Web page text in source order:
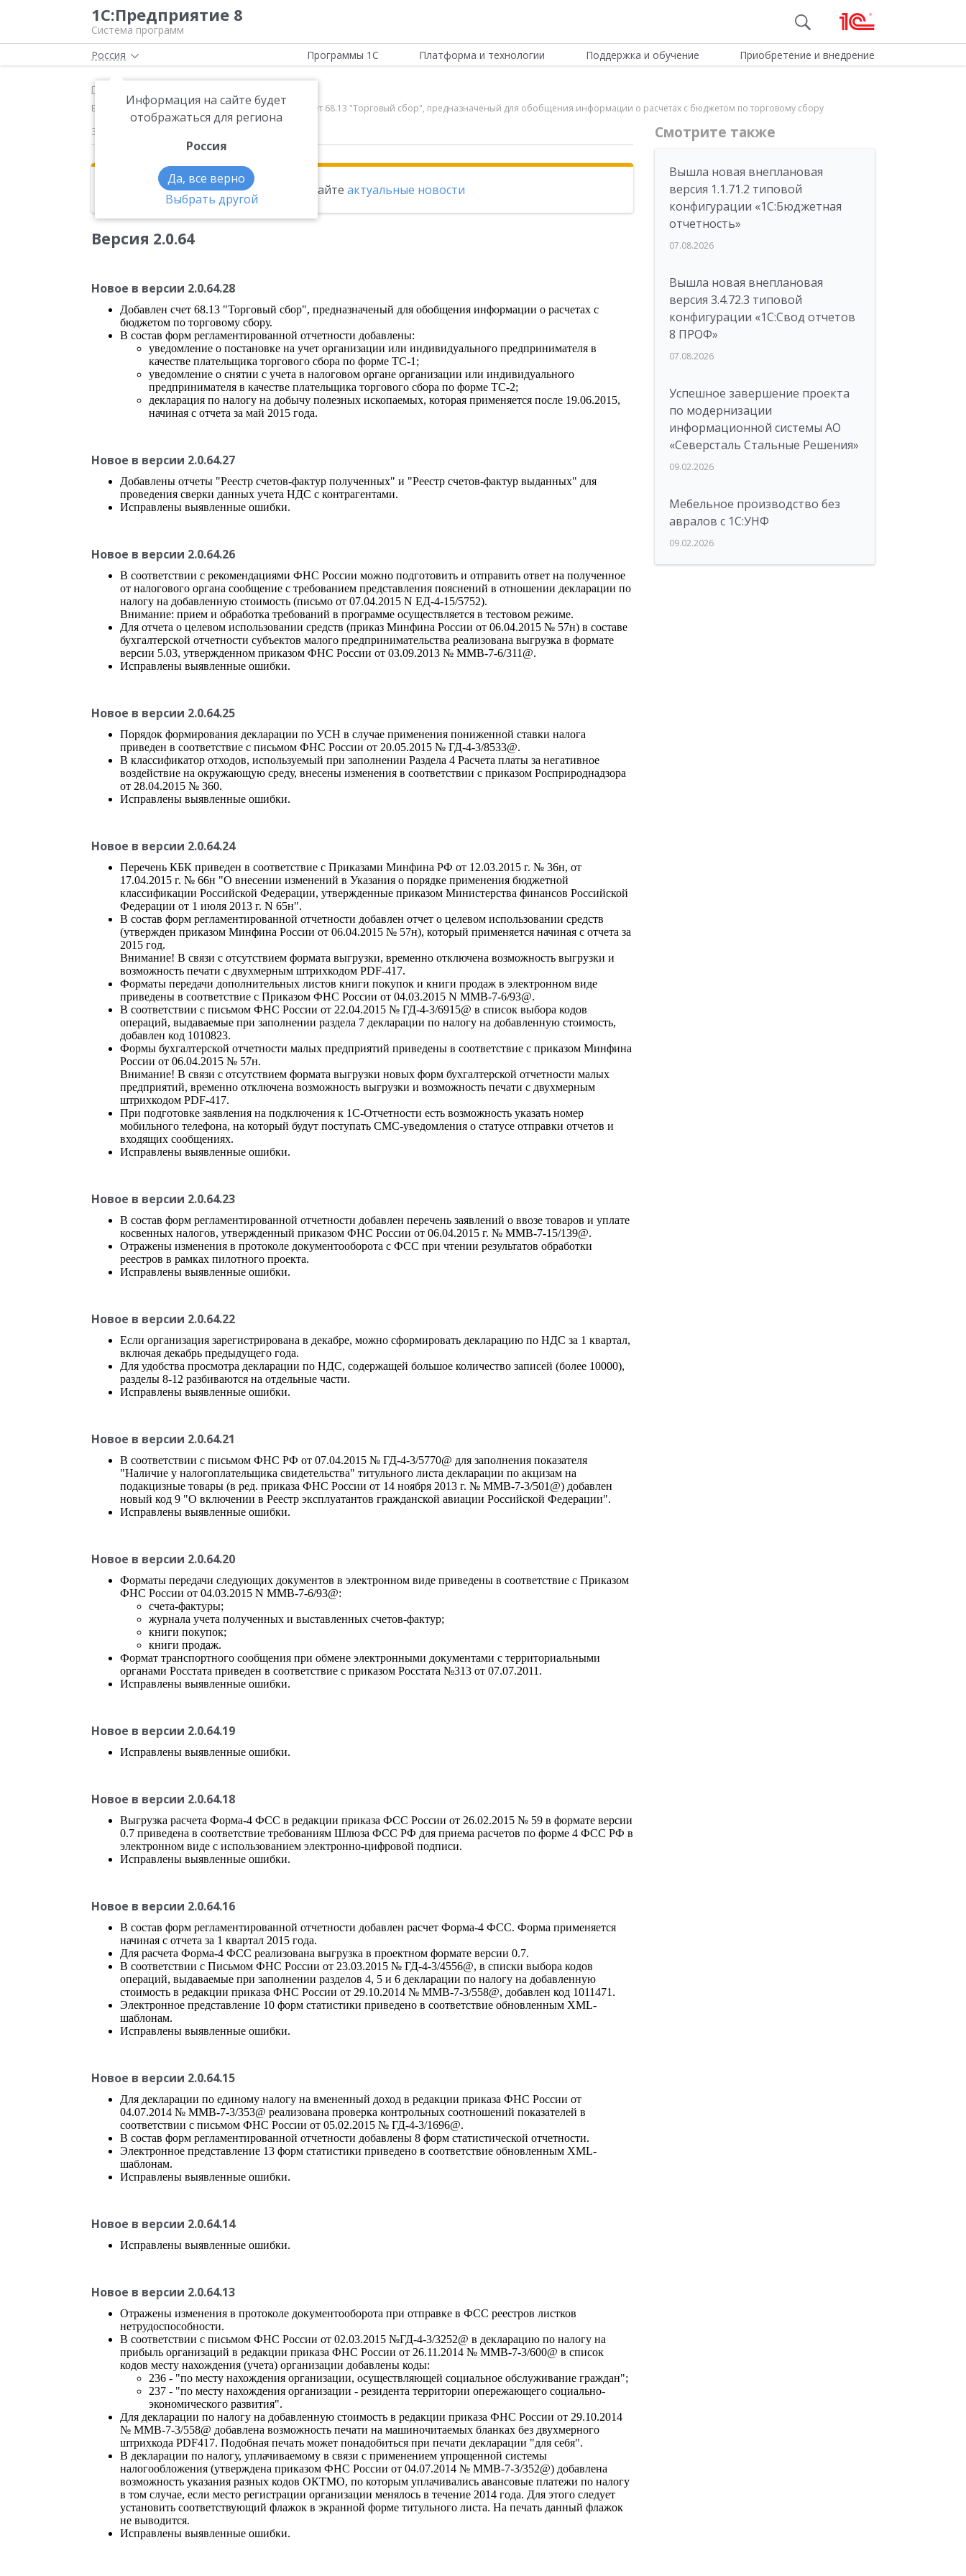
1С:Предприятие 8
Система программ
Россия
Информация на сайте будет
отображаться для региона
Россия
Да, все верно
Выбрать другой
Программы 1С Платформа и технологии Поддержка и обучение Приобретение и внедрение
Главная
Версия 2.0.64 Новое в версии 2.0.64.28 Добавлен счет 68.13 "Торговый сбор", предназначеный для обобщения информации о расчетах с бюджетом по торговому сбору
30.06.2015
Эта новость находится в архиве. Читайте актуальные новости
Версия 2.0.64
Новое в версии 2.0.64.28
Добавлен счет 68.13 "Торговый сбор", предназначеный для обобщения информации о расчетах с
бюджетом по торговому сбору.
В состав форм регламентированной отчетности добавлены:
уведомление о постановке на учет организации или индивидуального предпринимателя в
качестве плательщика торгового сбора по форме ТС-1;
уведомление о снятии с учета в налоговом органе организации или индивидуального
предпринимателя в качестве плательщика торгового сбора по форме ТС-2;
декларация по налогу на добычу полезных ископаемых, которая применяется после 19.06.2015,
начиная с отчета за май 2015 года.
Новое в версии 2.0.64.27
Добавлены отчеты "Реестр счетов-фактур полученных" и "Реестр счетов-фактур выданных" для
проведения сверки данных учета НДС с контрагентами.
Исправлены выявленные ошибки.
Новое в версии 2.0.64.26
В соответствии с рекомендациями ФНС России можно подготовить и отправить ответ на полученное
от налогового органа сообщение с требованием представления пояснений в отношении декларации по
налогу на добавленную стоимость (письмо от 07.04.2015 N ЕД-4-15/5752).
Внимание: прием и обработка требований в программе осуществляется в тестовом режиме.
Для отчета о целевом использовании средств (приказ Минфина России от 06.04.2015 № 57н) в составе
бухгалтерской отчетности субъектов малого предпринимательства реализована выгрузка в формате
версии 5.03, утвержденном приказом ФНС России от 03.09.2013 № ММВ-7-6/311@.
Исправлены выявленные ошибки.
Новое в версии 2.0.64.25
Порядок формирования декларации по УСН в случае применения пониженной ставки налога
приведен в соответствие с письмом ФНС России от 20.05.2015 № ГД-4-3/8533@.
В классификатор отходов, используемый при заполнении Раздела 4 Расчета платы за негативное
воздействие на окружающую среду, внесены изменения в соответствии с приказом Росприроднадзора
от 28.04.2015 № 360.
Исправлены выявленные ошибки.
Новое в версии 2.0.64.24
Перечень КБК приведен в соответствие с Приказами Минфина РФ от 12.03.2015 г. № 36н, от
17.04.2015 г. № 66н "О внесении изменений в Указания о порядке применения бюджетной
классификации Российской Федерации, утвержденные приказом Министерства финансов Российской
Федерации от 1 июля 2013 г. N 65н".
В состав форм регламентированной отчетности добавлен отчет о целевом использовании средств
(утвержден приказом Минфина России от 06.04.2015 № 57н), который применяется начиная с отчета за
2015 год.
Внимание! В связи с отсутствием формата выгрузки, временно отключена возможность выгрузки и
возможность печати с двухмерным штрихкодом PDF-417.
Форматы передачи дополнительных листов книги покупок и книги продаж в электронном виде
приведены в соответствие с Приказом ФНС России от 04.03.2015 N ММВ-7-6/93@.
В соответствии с письмом ФНС России от 22.04.2015 № ГД-4-3/6915@ в список выбора кодов
операций, выдаваемые при заполнении раздела 7 декларации по налогу на добавленную стоимость,
добавлен код 1010823.
Формы бухгалтерской отчетности малых предприятий приведены в соответствие с приказом Минфина
России от 06.04.2015 № 57н.
Внимание! В связи с отсутствием формата выгрузки новых форм бухгалтерской отчетности малых
предприятий, временно отключена возможность выгрузки и возможность печати с двухмерным
штрихкодом PDF-417.
При подготовке заявления на подключения к 1С-Отчетности есть возможность указать номер
мобильного телефона, на который будут поступать СМС-уведомления о статусе отправки отчетов и
входящих сообщениях.
Исправлены выявленные ошибки.
Новое в версии 2.0.64.23
В состав форм регламентированной отчетности добавлен перечень заявлений о ввозе товаров и уплате
косвенных налогов, утвержденный приказом ФНС России от 06.04.2015 г. № ММВ-7-15/139@.
Отражены изменения в протоколе документооборота с ФСС при чтении результатов обработки
реестров в рамках пилотного проекта.
Исправлены выявленные ошибки.
Новое в версии 2.0.64.22
Если организация зарегистрирована в декабре, можно сформировать декларацию по НДС за 1 квартал,
включая декабрь предыдущего года.
Для удобства просмотра декларации по НДС, содержащей большое количество записей (более 10000),
разделы 8-12 разбиваются на отдельные части.
Исправлены выявленные ошибки.
Новое в версии 2.0.64.21
В соответствии с письмом ФНС РФ от 07.04.2015 № ГД-4-3/5770@ для заполнения показателя
"Наличие у налогоплательщика свидетельства" титульного листа декларации по акцизам на
подакцизные товары (в ред. приказа ФНС России от 14 ноября 2013 г. № ММВ-7-3/501@) добавлен
новый код 9 "О включении в Реестр эксплуатантов гражданской авиации Российской Федерации".
Исправлены выявленные ошибки.
Новое в версии 2.0.64.20
Форматы передачи следующих документов в электронном виде приведены в соответствие с Приказом
ФНС России от 04.03.2015 N ММВ-7-6/93@:
счета-фактуры;
журнала учета полученных и выставленных счетов-фактур;
книги покупок;
книги продаж.
Формат транспортного сообщения при обмене электронными документами с территориальными
органами Росстата приведен в соответствие с приказом Росстата №313 от 07.07.2011.
Исправлены выявленные ошибки.
Новое в версии 2.0.64.19
Исправлены выявленные ошибки.
Новое в версии 2.0.64.18
Выгрузка расчета Форма-4 ФСС в редакции приказа ФСС России от 26.02.2015 № 59 в формате версии
0.7 приведена в соответствие требованиям Шлюза ФСС РФ для приема расчетов по форме 4 ФСС РФ в
электронном виде с использованием электронно-цифровой подписи.
Исправлены выявленные ошибки.
Новое в версии 2.0.64.16
В состав форм регламентированной отчетности добавлен расчет Форма-4 ФСС. Форма применяется
начиная с отчета за 1 квартал 2015 года.
Для расчета Форма-4 ФСС реализована выгрузка в проектном формате версии 0.7.
В соответствии с Письмом ФНС России от 23.03.2015 № ГД-4-3/4556@, в списки выбора кодов
операций, выдаваемые при заполнении разделов 4, 5 и 6 декларации по налогу на добавленную
стоимость в редакции приказа ФНС России от 29.10.2014 № ММВ-7-3/558@, добавлен код 1011471.
Электронное представление 10 форм статистики приведено в соответствие обновленным XML-
шаблонам.
Исправлены выявленные ошибки.
Новое в версии 2.0.64.15
Для декларации по единому налогу на вмененный доход в редакции приказа ФНС России от
04.07.2014 № ММВ-7-3/353@ реализована проверка контрольных соотношений показателей в
соответствии с письмом ФНС России от 05.02.2015 № ГД-4-3/1696@.
В состав форм регламентированной отчетности добавлены 8 форм статистической отчетности.
Электронное представление 13 форм статистики приведено в соответствие обновленным XML-
шаблонам.
Исправлены выявленные ошибки.
Новое в версии 2.0.64.14
Исправлены выявленные ошибки.
Новое в версии 2.0.64.13
Отражены изменения в протоколе документооборота при отправке в ФСС реестров листков
нетрудоспособности.
В соответствии с письмом ФНС России от 02.03.2015 №ГД-4-3/3252@ в декларацию по налогу на
прибыль организаций в редакции приказа ФНС России от 26.11.2014 № ММВ-7-3/600@ в список
кодов месту нахождения (учета) организации добавлены коды:
236 - "по месту нахождения организации, осуществляющей социальное обслуживание граждан";
237 - "по месту нахождения организации - резидента территории опережающего социально-
экономического развития".
Для декларации по налогу на добавленную стоимость в редакции приказа ФНС России от 29.10.2014
№ ММВ-7-3/558@ добавлена возможность печати на машиночитаемых бланках без двухмерного
штрихкода PDF417. Подобная печать может понадобиться при печати декларации "для себя".
В декларации по налогу, уплачиваемому в связи с применением упрощенной системы
налогообложения (утверждена приказом ФНС России от 04.07.2014 № ММВ-7-3/352@) добавлена
возможность указания разных кодов ОКТМО, по которым уплачивались авансовые платежи по налогу
в том случае, если место регистрации организации менялось в течение 2014 года. Для этого следует
установить соответствующий флажок в экранной форме титульного листа. На печать данный флажок
не выводится.
Исправлены выявленные ошибки.
Смотрите также
Вышла новая внеплановая
версия 1.1.71.2 типовой
конфигурации «1C:Бюджетная
отчетность»
07.08.2026
Вышла новая внеплановая
версия 3.4.72.3 типовой
конфигурации «1C:Свод отчетов
8 ПРОФ»
07.08.2026
Успешное завершение проекта
по модернизации
информационной системы АО
«Северсталь Стальные Решения»
09.02.2026
Мебельное производство без
авралов с 1С:УНФ
09.02.2026